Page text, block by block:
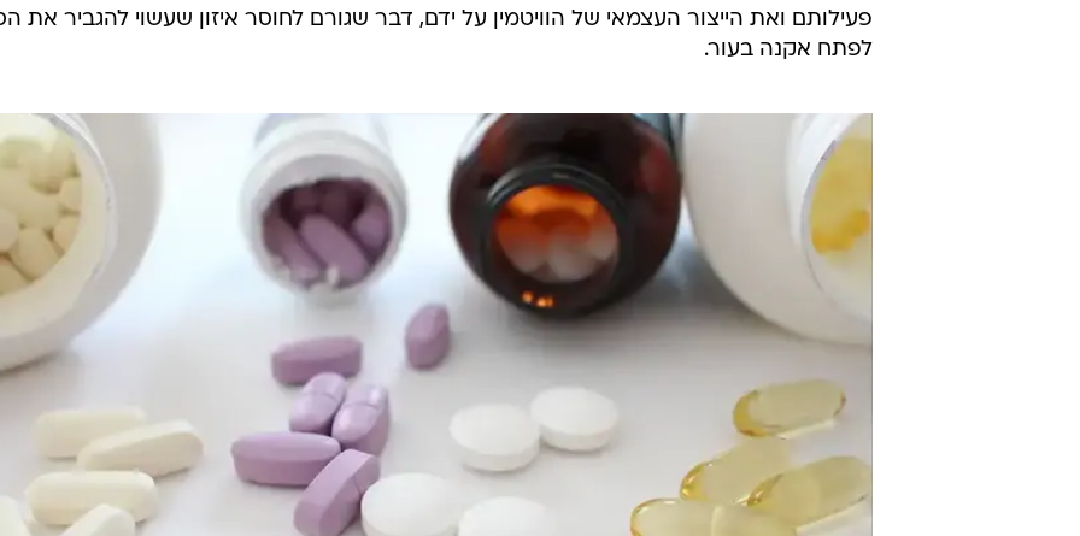
פעילותם ואת הייצור העצמאי של הוויטמין על ידם, דבר שגורם לחוסר איזון שעשוי להגביר את
לפתח אקנה בעור.